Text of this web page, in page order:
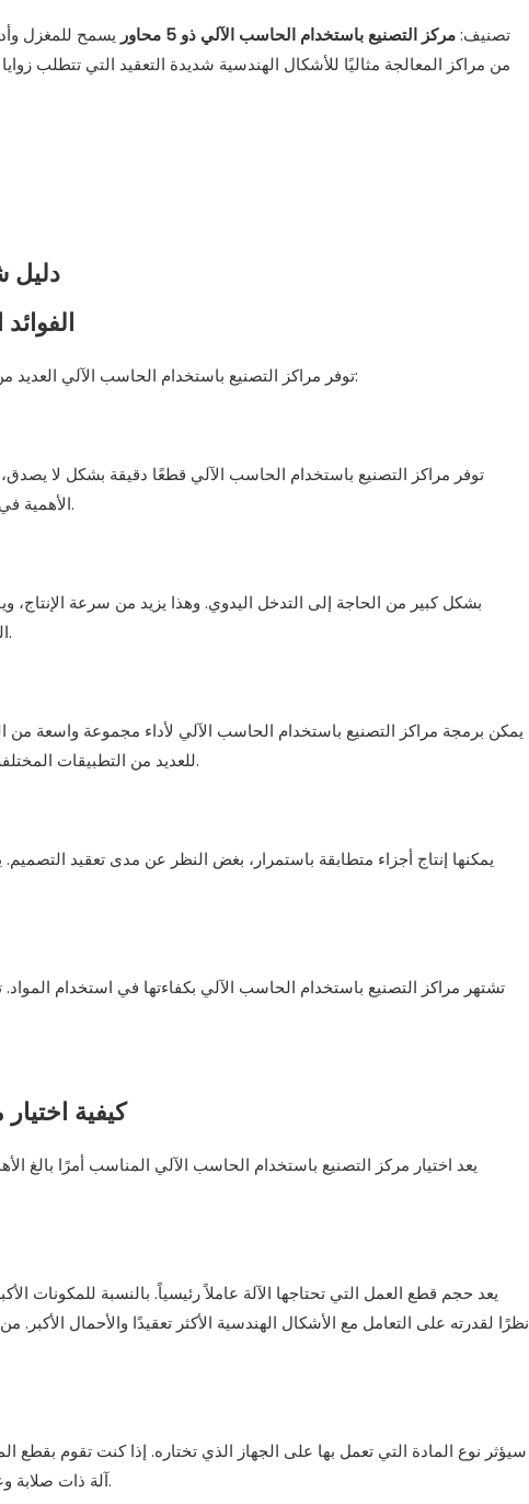
تصنيف:مركز التصنيع باستخدام الحاسب الآلي ذو 5 محاور
يسمح للمغزل
من مراكز المعالجة مثاليًا للأشكال الهندسية شديدة التعقيد التي تتطلب
توفر مراكز التصنيع باستخدام الحاسب الآلي العديد من المزايا الرئيسية، مما يجعلها جزءًا أساسيًا من عمليات التصنيع الحديثة:
الأهمية في صناعات مثل الطيران، حيث يمكن أن يؤدي أصغر خطأ إلى فشل الجزء.
العمالة، ويسمح بالتشغيل المستمر، حتى في بيئات الإنتاج واسعة النطاق.
يمكن برمجة مراكز التصنيع باستخدام الحاسب الآلي لأداء مجموعة واسعة من
للعديد من التطبيقات المختلفة، بدءًا من المكونات الإلكترونية الصغيرة وحتى الأجزاء الصناعية الكبيرة.
تشتهر مراكز التصنيع باستخدام الحاسب الآلي بكفاءتها في استخدام المواد.
كيفية
يعد اختيار مركز التصنيع باستخدام الحاسب الآلي المناسب أمرًا بالغ
يعد حجم قطع العمل التي تحتاجها الآلة عاملاً رئيسياً. بالنسبة للمكونات
نظرًا لقدرته على التعامل مع الأشكال الهندسية الأكثر تعقيدًا والأحمال الأكبر.
سيؤثر نوع المادة التي تعمل بها على الجهاز الذي تختاره. إذا كنت تقوم بقطع
آلة ذات صلابة وعزم دوران أعلى. بالنسبة للمواد الأكثر ليونة، قد تكون آلة أقل قوة كافية.